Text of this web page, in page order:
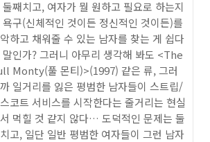
둘째치고, 여자가 뭘 원하고 필요로 하는지
욕구(신체적인 것이든 정신적인 것이든)를
하고 채워줄 수 있는 남자를 찾는 게 쉽다
말인가? 그러니 아무리 생각해 봐도 <The
Monty(풀 몬티)>(1997) 같은 류, 그러
일거리를 잃은 평범한 남자들이 스트립/
코트 서비스를 시작한다는 줄거리는 현실
먹힐 것 같지 않다… 도덕적인 문제는 둘
고, 일단 일반 평범한 여자들이 그런 남자